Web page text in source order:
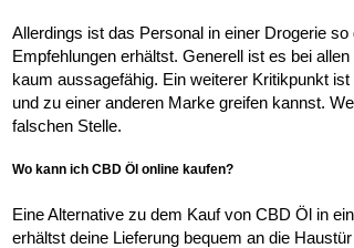
Allerdings ist das Personal in einer Drogerie
Empfehlungen erhältst. Generell ist es bei
kaum aussagefähig. Ein weiterer Kritikpunkt
und zu einer anderen Marke greifen kannst.
falschen Stelle.
Wo kann ich CBD Öl online kaufen?
Eine Alternative zu dem Kauf von CBD Öl in
erhältst deine Lieferung bequem an die